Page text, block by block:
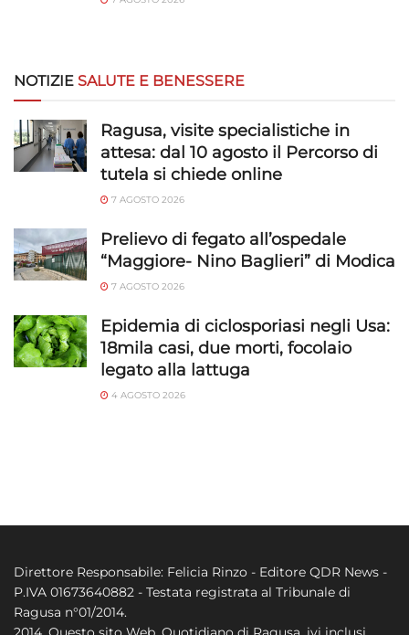
NOTIZIE SALUTE E BENESSERE
Ragusa, visite specialistiche in
attesa: dal 10 agosto il Percorso di
tutela si chiede online
7 AGOSTO 2026
Prelievo di fegato all’ospedale
“Maggiore- Nino Baglieri” di Modica
7 AGOSTO 2026
Epidemia di ciclosporiasi negli Usa:
18mila casi, due morti, focolaio
legato alla lattuga
4 AGOSTO 2026
Direttore Responsabile: Felicia Rinzo - Editore QDR News -
P.IVA 01673640882 - Testata registrata al Tribunale di
Ragusa n°01/2014.